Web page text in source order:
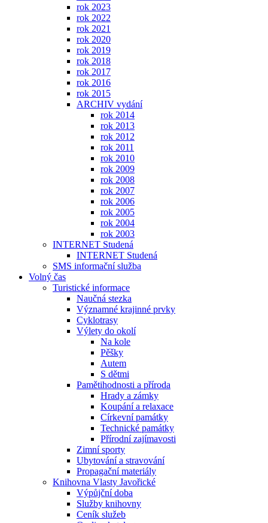
rok 2023
rok 2022
rok 2021
rok 2020
rok 2019
rok 2018
rok 2017
rok 2016
rok 2015
ARCHIV vydání
rok 2014
rok 2013
rok 2012
rok 2011
rok 2010
rok 2009
rok 2008
rok 2007
rok 2006
rok 2005
rok 2004
rok 2003
INTERNET Studená
INTERNET Studená
SMS informační služba
Volný čas
Turistické informace
Naučná stezka
Významné krajinné prvky
Cyklotrasy
Výlety do okolí
Na kole
Pěšky
Autem
S dětmi
Pamětihodnosti a příroda
Hrady a zámky
Koupání a relaxace
Církevní památky
Technické památky
Přírodní zajímavosti
Zimní sporty
Ubytování a stravování
Propagační materiály
Knihovna Vlasty Javořické
Výpůjční doba
Služby knihovny
Ceník služeb